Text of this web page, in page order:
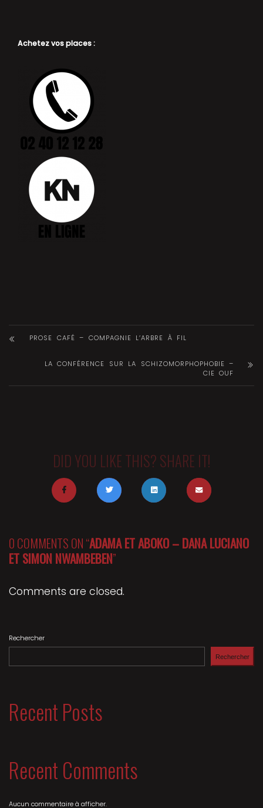
Achetez vos places :
PROSE CAFÉ – COMPAGNIE L’ARBRE À FIL
LA CONFÉRENCE SUR LA SCHIZOMORPHOPHOBIE –
CIE OUF
DID YOU LIKE THIS? SHARE IT!
0 COMMENTS ON “ADAMA ET ABOKO – DANA LUCIANO
ET SIMON NWAMBEBEN”
Comments are closed.
Rechercher
Rechercher
Recent Posts
Recent Comments
Aucun commentaire à afficher.